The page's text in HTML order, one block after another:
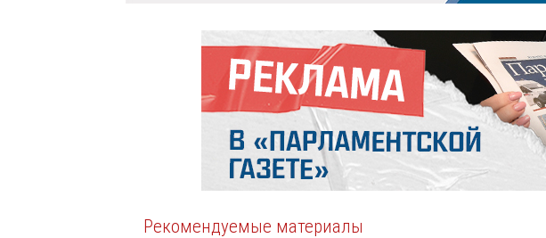
Рекомендуемые материалы